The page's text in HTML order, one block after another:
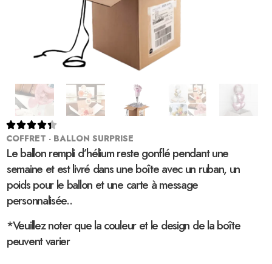

COFFRET - BALLON SURPRISE
Le ballon rempli d’hélium reste gonflé pendant une
semaine et est livré dans une boîte avec un ruban, un
poids pour le ballon et une carte à message
personnalisée..
*Veuillez noter que la couleur et le design de la boîte
peuvent varier